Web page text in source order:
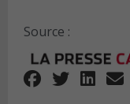
Source :